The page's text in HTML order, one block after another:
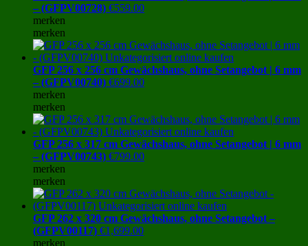
– (GFPV00728) €559.00
merken
merken
GFP 256 x 256 cm Gewächshaus, ohne Setangebot | 6 mm
– (GFPV00740) €699.00
merken
merken
GFP 256 x 317 cm Gewächshaus, ohne Setangebot | 6 mm
– (GFPV00743) €799.00
merken
merken
GFP 262 x 320 cm Gewächshaus, ohne Setangebot –
(GFPV00117) €1,699.00
merken